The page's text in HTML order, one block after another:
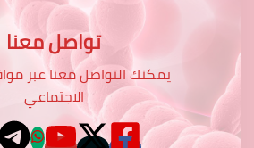
تواصل معنا
يمكنك التواصل معنا عبر
الاجتماعي